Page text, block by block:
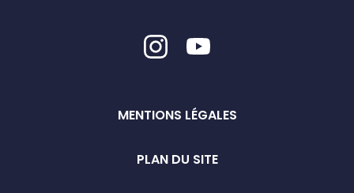
MENTIONS LÉGALES
PLAN DU SITE